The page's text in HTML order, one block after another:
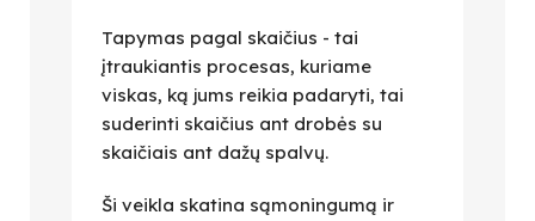
Tapymas pagal skaičius - tai
įtraukiantis procesas, kuriame
viskas, ką jums reikia padaryti, tai
suderinti skaičius ant drobės su
skaičiais ant dažų spalvų.
Ši veikla skatina sąmoningumą ir